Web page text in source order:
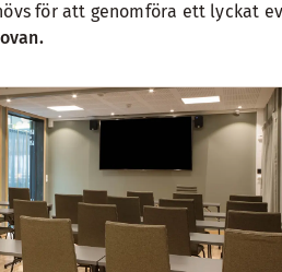
för att genomföra ett lyckat